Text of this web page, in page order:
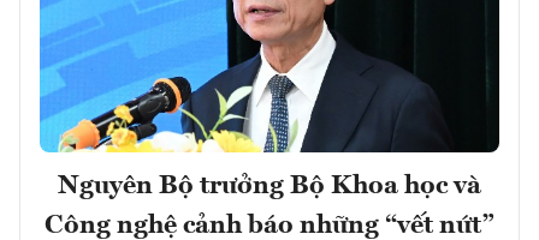
Nguyên Bộ trưởng Bộ Khoa học và
Công nghệ cảnh báo những “vết nứt”